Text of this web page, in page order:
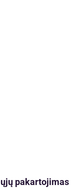
pakartojimas